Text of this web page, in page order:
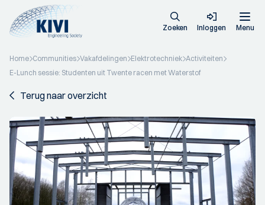
Zoeken Inloggen Menu
Home Communities Vakafdelingen Elektrotechniek Activiteiten
E-Lunch sessie: Studenten uit Twente racen met Waterstof
Terug naar overzicht